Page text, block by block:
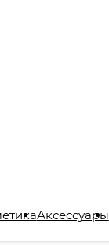
Аксессуары